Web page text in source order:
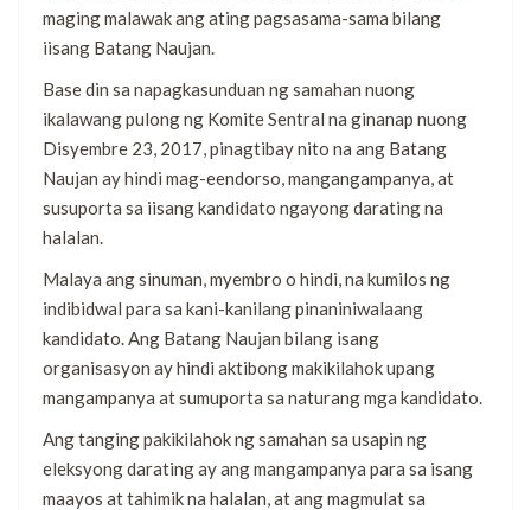
maging malawak ang ating pagsasama-sama bilang
iisang Batang Naujan.
Base din sa napagkasunduan ng samahan nuong
ikalawang pulong ng Komite Sentral na ginanap nuong
Disyembre 23, 2017, pinagtibay nito na ang Batang
Naujan ay hindi mag-eendorso, mangangampanya, at
susuporta sa iisang kandidato ngayong darating na
halalan.
Malaya ang sinuman, myembro o hindi, na kumilos ng
indibidwal para sa kani-kanilang pinaniniwalaang
kandidato. Ang Batang Naujan bilang isang
organisasyon ay hindi aktibong makikilahok upang
mangampanya at sumuporta sa naturang mga kandidato.
Ang tanging pakikilahok ng samahan sa usapin ng
eleksyong darating ay ang mangampanya para sa isang
maayos at tahimik na halalan, at ang magmulat sa